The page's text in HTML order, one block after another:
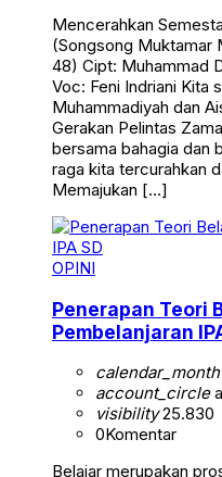
Mencerahkan
(Songsong Muktamar
48) Cipt: Muhammad
Voc: Feni Indriani Kita
Muhammadiyah dan
Gerakan Pelintas
bersama bahagia dan
raga kita tercurahkan
Memajukan […]
OPINI
Penerapan Teori
Pembelanjaran
calendar_month
account_circle
visibility25.830
0Komentar
Belajar merupakan